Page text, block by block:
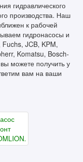
гидравлического
производства. Наш
к рабочей
гидронасосы и
JCB, KPM,
Komatsu, Bosch-
можете получить у
вам на ваши